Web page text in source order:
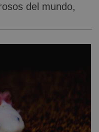
del mundo,